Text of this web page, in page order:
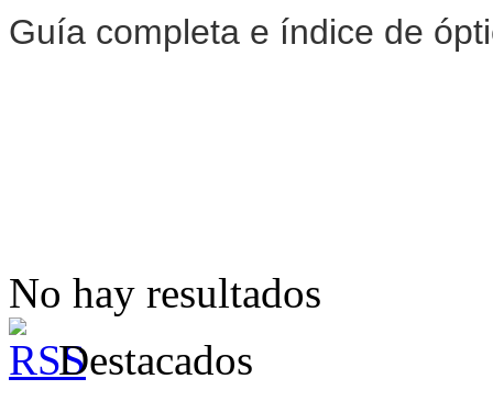
Guía completa e índice de
No hay resultados
Destacados